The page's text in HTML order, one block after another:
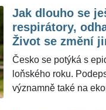
době se zvyšuje i
nákazy u již dříve
ministerstvo
nakažených. Podle
Flegra (63) je
epidemie nového
ještě na podzim v plné
Jak dlouho se
respirátory,
Život se změní
tlak na lepší
Česko se potýká s
loňského roku.
významně také na